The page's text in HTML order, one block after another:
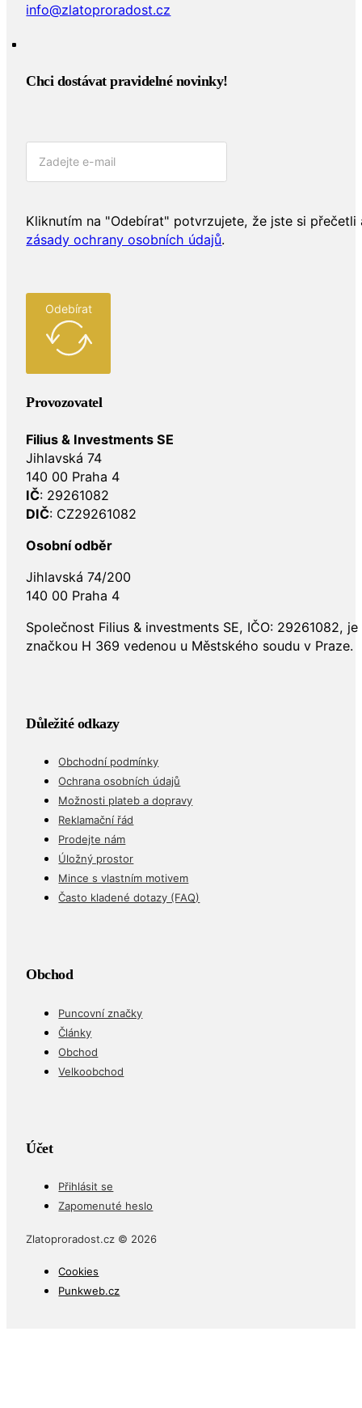
info@zlatoproradost.cz
Chci dostávat pravidelné novinky!​
Kliknutím na "Odebírat" potvrzujete, že jste si přečetli
zásady ochrany osobních údajů.
Odebírat
Provozovatel
Filius & Investments SE
Jihlavská 74
140 00 Praha 4
IČ: 29261082
DIČ: CZ29261082
Osobní odběr
Jihlavská 74/200
140 00 Praha 4
Společnost Filius & investments SE, IČO: 29261082,
značkou H 369 vedenou u Městského soudu v Praze.
Důležité odkazy
Obchodní podmínky
Ochrana osobních údajů
Možnosti plateb a dopravy
Reklamační řád
Prodejte nám
Úložný prostor
Mince s vlastním motivem
Často kladené dotazy (FAQ)
Obchod
Puncovní značky
Články
Obchod
Velkoobchod
Účet
Přihlásit se
Zapomenuté heslo
Zlatoproradost.cz © 2026
Cookies
Punkweb.cz